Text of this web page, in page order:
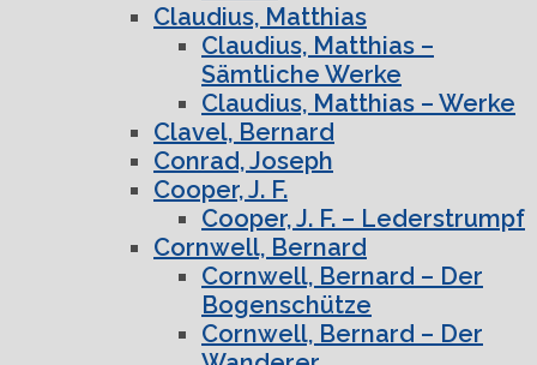
Claudius, Matthias
Claudius, Matthias –
Sämtliche Werke
Claudius, Matthias – Werke
Clavel, Bernard
Conrad, Joseph
Cooper, J. F.
Cooper, J. F. – Lederstrumpf
Cornwell, Bernard
Cornwell, Bernard – Der
Bogenschütze
Cornwell, Bernard – Der